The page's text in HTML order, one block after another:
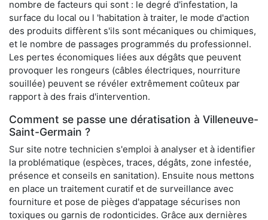
nombre de facteurs qui sont : le degré d'infestation, la
surface du local ou l 'habitation à traiter, le mode d'action
des produits diffèrent s'ils sont mécaniques ou chimiques,
et le nombre de passages programmés du professionnel.
Les pertes économiques liées aux dégâts que peuvent
provoquer les rongeurs (câbles électriques, nourriture
souillée) peuvent se révéler extrêmement coûteux par
rapport à des frais d'intervention.
Comment se passe une dératisation à Villeneuve-
Saint-Germain ?
Sur site notre technicien s'emploi à analyser et à identifier
la problématique (espèces, traces, dégâts, zone infestée,
présence et conseils en sanitation). Ensuite nous mettons
en place un traitement curatif et de surveillance avec
fourniture et pose de pièges d'appatage sécurises non
toxiques ou garnis de rodonticides. Grâce aux dernières